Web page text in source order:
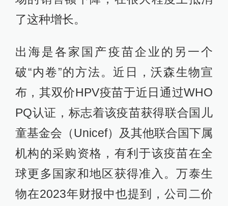
了这种增长。
出海是各家国产疫苗企业的另一个
破“内卷”的方法。近日，沃森生物宣
布，其双价HPV疫苗于近日通过WHO
PQ认证，标志着该疫苗获得联合国儿
童基金会（Unicef）及其他联合国下属
机构的采购资格，有利于该疫苗在全
球更多国家和地区获得准入。万泰生
物在2023年财报中也提到，公司二价